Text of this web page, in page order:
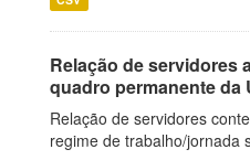
Relação de servidores
quadro permanente da
Relação de servidores
regime de trabalho/jornada